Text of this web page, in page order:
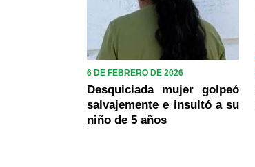
6 DE FEBRERO DE 2026
Desquiciada mujer golpeó
salvajemente e insultó a su
niño de 5 años